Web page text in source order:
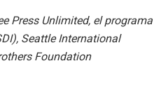
Press Unlimited, el programa
Seattle International
Foundation